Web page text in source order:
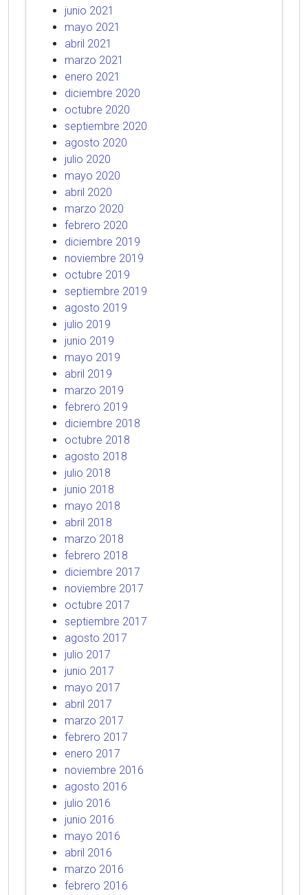
junio 2021
mayo 2021
abril 2021
marzo 2021
enero 2021
diciembre 2020
octubre 2020
septiembre 2020
agosto 2020
julio 2020
mayo 2020
abril 2020
marzo 2020
febrero 2020
diciembre 2019
noviembre 2019
octubre 2019
septiembre 2019
agosto 2019
julio 2019
junio 2019
mayo 2019
abril 2019
marzo 2019
febrero 2019
diciembre 2018
octubre 2018
agosto 2018
julio 2018
junio 2018
mayo 2018
abril 2018
marzo 2018
febrero 2018
diciembre 2017
noviembre 2017
octubre 2017
septiembre 2017
agosto 2017
julio 2017
junio 2017
mayo 2017
abril 2017
marzo 2017
febrero 2017
enero 2017
noviembre 2016
agosto 2016
julio 2016
junio 2016
mayo 2016
abril 2016
marzo 2016
febrero 2016